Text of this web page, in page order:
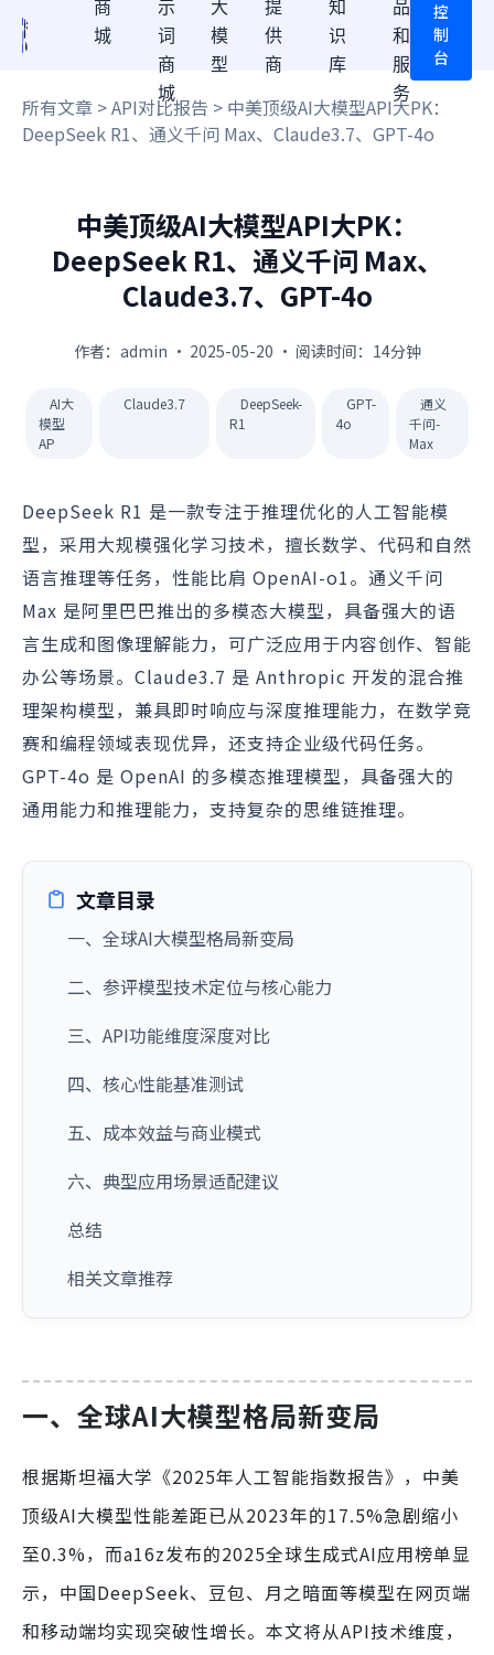
商
城
示
词
商
城
大
模
型
提
供
商
知
识
库
品
和
服
务
控
制
台
所有文章 >API对比报告 > 中美顶级AI大模型API大PK：
DeepSeek R1、通义千问 Max、Claude3.7、GPT-4o
中美顶级AI大模型API大PK：
DeepSeek R1、通义千问 Max、
Claude3.7、GPT-4o
作者：admin · 2025-05-20 · 阅读时间：14分钟
AI大
模型
AP
Claude3.7
DeepSeek-
R1
GPT-
4o
通义
千问-
Max
DeepSeek R1 是一款专注于推理优化的人工智能模
型，采用大规模强化学习技术，擅长数学、代码和自然
语言推理等任务，性能比肩 OpenAI-o1。通义千问
Max 是阿里巴巴推出的多模态大模型，具备强大的语
言生成和图像理解能力，可广泛应用于内容创作、智能
办公等场景。Claude3.7 是 Anthropic 开发的混合推
理架构模型，兼具即时响应与深度推理能力，在数学竞
赛和编程领域表现优异，还支持企业级代码任务。
GPT-4o 是 OpenAI 的多模态推理模型，具备强大的
通用能力和推理能力，支持复杂的思维链推理。
文章目录
一、全球AI大模型格局新变局
二、参评模型技术定位与核心能力
三、API功能维度深度对比
四、核心性能基准测试
五、成本效益与商业模式
六、典型应用场景适配建议
总结
相关文章推荐
一、全球AI大模型格局新变局
根据斯坦福大学《2025年人工智能指数报告》，中美
顶级AI大模型性能差距已从2023年的17.5%急剧缩小
至0.3%，而a16z发布的2025全球生成式AI应用榜单显
示，中国DeepSeek、豆包、月之暗面等模型在网页端
和移动端均实现突破性增长。本文将从API技术维度，